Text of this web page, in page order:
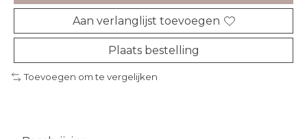
Aan verlanglijst toevoegen
Plaats bestelling
Toevoegen om te vergelijken